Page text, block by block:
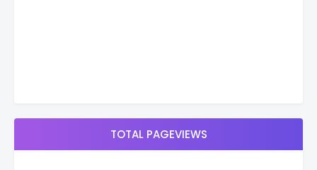
TOTAL PAGEVIEWS